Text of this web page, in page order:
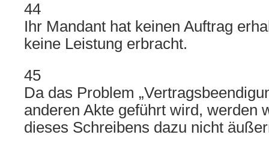
44
Ihr Mandant hat keinen Auftrag
keine Leistung erbracht.
45
Da das Problem
anderen Akte geführt wird, werden
dieses Schreibens dazu nicht